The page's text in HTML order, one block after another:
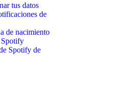
tus datos
de
de nacimiento
Spotify
Spotify de